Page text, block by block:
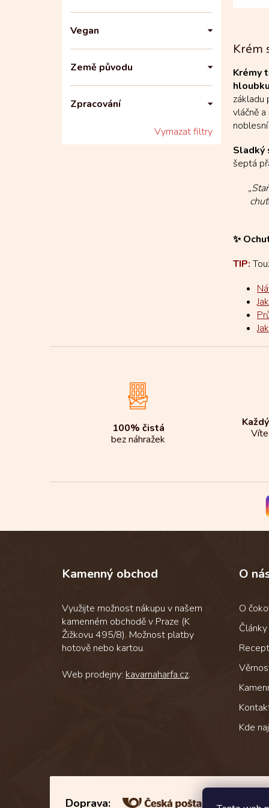
Vegan
Země původu
Zpracování
Vymazat filtry
Krém
Krémy
základu
vláčně
Sladký
šeptá
✨
TIP:
100% čistá
bez náhražek
Z
Kamenný obchod
Využijte možnost nákupu v našem
kamenném obchodě v Praze (K
Žižkovu 495/8). Možnost platby
hotově nebo kartou.
Web prodejny: kavarnaharfa.cz.
O
O
Články
Kde
Doprava: